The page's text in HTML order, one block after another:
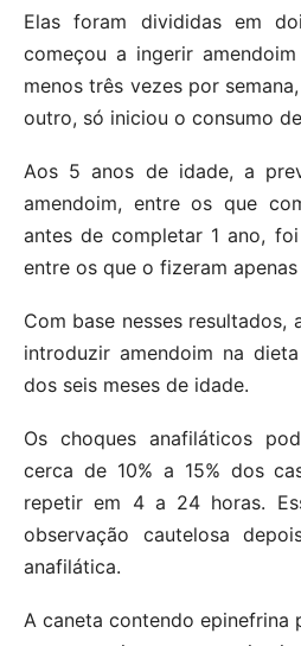
Elas foram divididas em
começou a ingerir
menos três vezes por
outro, só iniciou o consumo
Aos 5 anos de idade, a
amendoim, entre os que
antes de completar 1 ano, foi
entre os que o fizeram
Com base nesses resultados,
introduzir amendoim na
dos seis meses de idade.
Os choques anafiláticos
cerca de 10% a 15% dos
repetir em 4 a 24 horas.
observação cautelosa
anafilática.
A caneta contendo epinefrina